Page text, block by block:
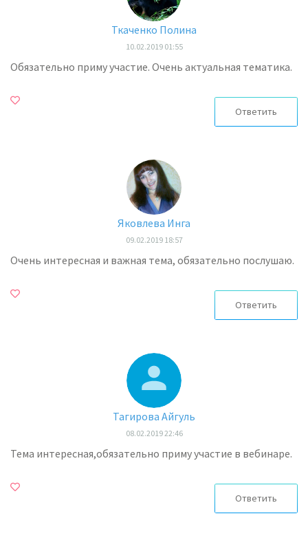
Ткаченко Полина
10.02.2019 01:55
Обязательно приму участие. Очень актуальная тематика.
Ответить
Яковлева Инга
09.02.2019 18:57
Очень интересная и важная тема, обязательно послушаю.
Ответить
Тагирова Айгуль
08.02.2019 22:46
Тема интересная,обязательно приму участие в вебинаре.
Ответить